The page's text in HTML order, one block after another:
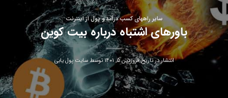
سایر راههای کسب درآمد و پول از اینترنت
باورهای اشتباه درباره بیت کوین
انتشار در تاریخفروردین ۵, ۱۴۰۱ توسطسایت پول یابی